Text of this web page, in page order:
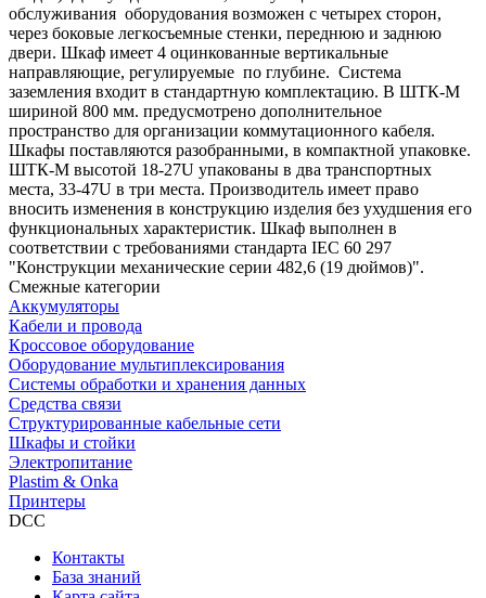
обслуживания оборудования возможен с четырех сторон,
через боковые легкосъемные стенки, переднюю и заднюю
двери. Шкаф имеет 4 оцинкованные вертикальные
направляющие, регулируемые по глубине. Система
заземления входит в стандартную комплектацию. В ШТК-М
шириной 800 мм. предусмотрено дополнительное
пространство для организации коммутационного кабеля.
Шкафы поставляются разобранными, в компактной упаковке.
ШТК-М высотой 18-27U упакованы в два транспортных
места, 33-47U в три места. Производитель имеет право
вносить изменения в конструкцию изделия без ухудшения его
функциональных характеристик. Шкаф выполнен в
соответствии с требованиями стандарта IEC 60 297
"Конструкции механические серии 482,6 (19 дюймов)".
Смежные категории
Аккумуляторы
Кабели и провода
Кроссовое оборудование
Оборудование мультиплексирования
Системы обработки и хранения данных
Средства связи
Структурированные кабельные сети
Шкафы и стойки
Электропитание
Plastim & Onka
Принтеры
DCC
Контакты
База знаний